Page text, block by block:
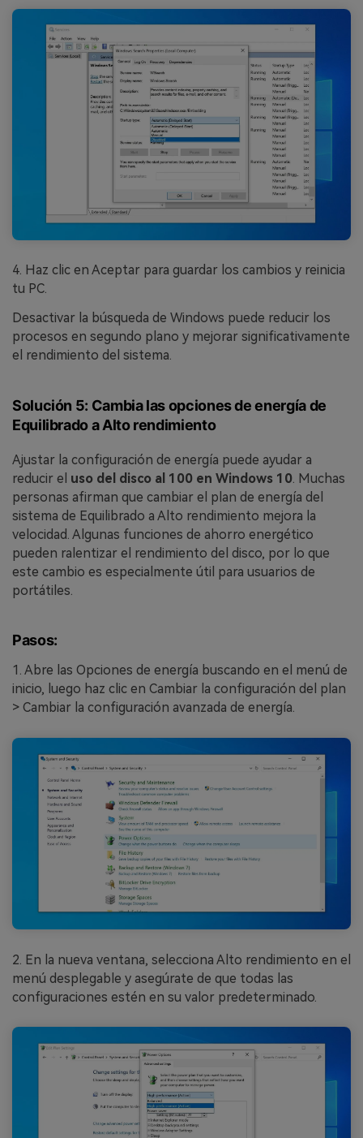
4. Haz clic en Aceptar para guardar los cambios y reinicia
tu PC.
Desactivar la búsqueda de Windows puede reducir los
procesos en segundo plano y mejorar significativamente
el rendimiento del sistema.
Solución 5: Cambia las opciones de energía de
Equilibrado a Alto rendimiento
Ajustar la configuración de energía puede ayudar a
reducir el uso del disco al 100 en Windows 10 . Muchas
personas afirman que cambiar el plan de energía del
sistema de Equilibrado a Alto rendimiento mejora la
velocidad. Algunas funciones de ahorro energético
pueden ralentizar el rendimiento del disco, por lo que
este cambio es especialmente útil para usuarios de
portátiles.
Pasos:
1. Abre las Opciones de energía buscando en el menú de
inicio, luego haz clic en Cambiar la configuración del plan
> Cambiar la configuración avanzada de energía.
2. En la nueva ventana, selecciona Alto rendimiento en el
menú desplegable y asegúrate de que todas las
configuraciones estén en su valor predeterminado.